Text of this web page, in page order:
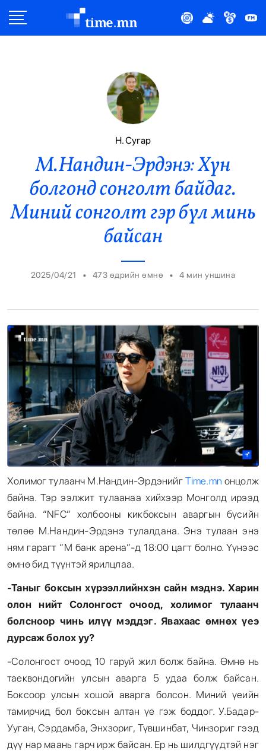
Эдийн Засаг
Нийтлэлчийн Булан
Эрүүл Мэнд
Орон Нутаг
Эрэн Сурвалжилга
Н. Сугар
М.Нандин-Эрдэнэ: Хүн
болгонд сонголт байдаг.
Миний сонголт гэр бүл минь
байсан
2025/04/21 • 473 өдрийн өмнө • 4 мин уншина
Холимог тулаанч М.Нандин-Эрдэнийг Time.mn онцолж
байна. Тэр ээлжит тулаанаа хийхээр Монголд ирээд
байна. “NFC” холбооны кикбоксын аваргын бүсийн
төлөө М.Нандин-Эрдэнэ тулалдана. Энэ тулаан энэ
ням гарагт “М банк арена”-д 18:00 цагт болно. Үүнээс
өмнө бид түүнтэй ярилцлаа.
-Таныг боксын хүрээллийнхэн сайн мэднэ. Харин
олон нийт Солонгост очоод, холимог тулаанч
болсноор чинь илүү мэддэг. Явахаас өмнөх үеэ
дурсаж болох уу?
-Солонгост очоод 10 гаруй жил болж байна. Өмнө нь
таеквондогийн улсын аварга 5 удаа болж байсан.
Боксоор улсын хошой аварга болсон. Миний үеийн
тамирчид бол боксын алтан үе гэж боддог. У.Бадар-
Ууган, Сэрдамба, Энхзориг, Түвшинбат, Чинзориг гээд
дүү нар маань гарч ирж байсан. Ер нь шилдгүүдтэй нэг